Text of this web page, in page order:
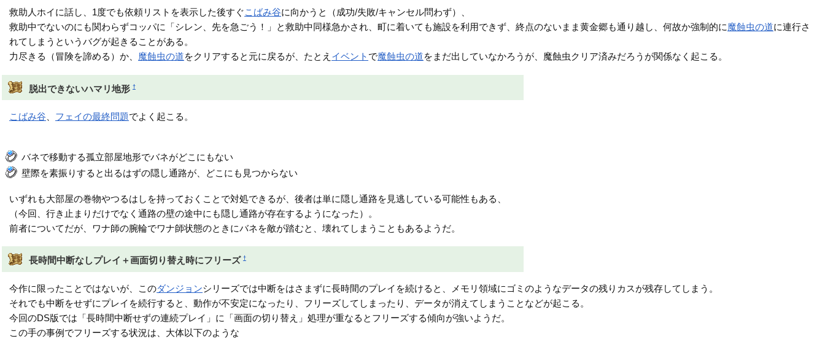
救助人ホイに話し、1度でも依頼リストを表示した後すぐこばみ谷に向かうと（成功/失敗/キャンセル問わず）、
救助中でないのにも関わらずコッパに「シレン、先を急ごう！」と救助中同様急かされ、町に着いても施設を利用できず、終点のないまま黄金郷も通り越し、何故か強制的に魔蝕虫の道に連行さ
れてしまうというバグが起きることがある。
力尽きる（冒険を諦める）か、 魔蝕虫の道をクリアすると元に戻るが、たとえ イベント で魔蝕虫の道をまだ出していなかろうが、魔蝕虫クリア済みだろうが関係なく起こる。
脱出できないハマリ地形 †
こばみ谷、 フェイの最終問題でよく起こる。
バネで移動する孤立部屋地形でバネがどこにもない
壁際を素振りすると出るはずの隠し通路が、どこにも見つからない
いずれも大部屋の巻物やつるはしを持っておくことで対処できるが、後者は単に隠し通路を見逃している可能性もある、
（今回、行き止まりだけでなく通路の壁の途中にも隠し通路が存在するようになった）。
前者についてだが、ワナ師の腕輪でワナ師状態のときにバネを敵が踏むと、壊れてしまうこともあるようだ。
長時間中断なしプレイ＋画面切り替え時にフリーズ †
今作に限ったことではないが、このダンジョンシリーズでは中断をはさまずに長時間のプレイを続けると、メモリ領域にゴミのようなデータの残りカスが残存してしまう。
それでも中断をせずにプレイを続行すると、動作が不安定になったり、フリーズしてしまったり、データが消えてしまうことなどが起こる。
今回のDS版では「長時間中断せずの連続プレイ」に「画面の切り替え」処理が重なるとフリーズする傾向が強いようだ。
この手の事例でフリーズする状況は、大体以下のような